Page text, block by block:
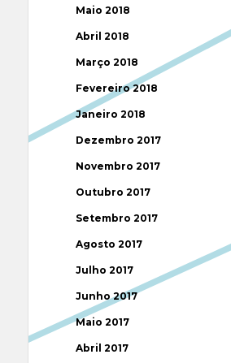
Maio 2018
Abril 2018
Março 2018
Fevereiro 2018
Janeiro 2018
Dezembro 2017
Novembro 2017
Outubro 2017
Setembro 2017
Agosto 2017
Julho 2017
Junho 2017
Maio 2017
Abril 2017